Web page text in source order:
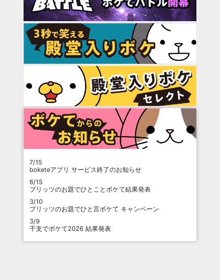
7/15
boketeアプリ サービス終了のお知らせ
6/15
プリッツのお題でひとことボケて結果発表
3/10
プリッツのお題でひと言ボケて キャンペーン
3/9
干支でボケて2026 結果発表